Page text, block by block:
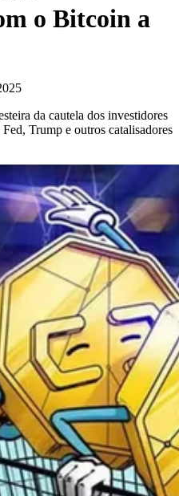
o Bitcoin a
da cautela dos investidores
Trump e outros catalisadores